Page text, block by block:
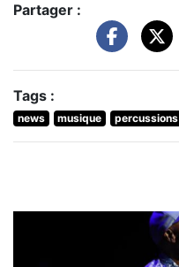
Partager :
Tags :
news musique percussions